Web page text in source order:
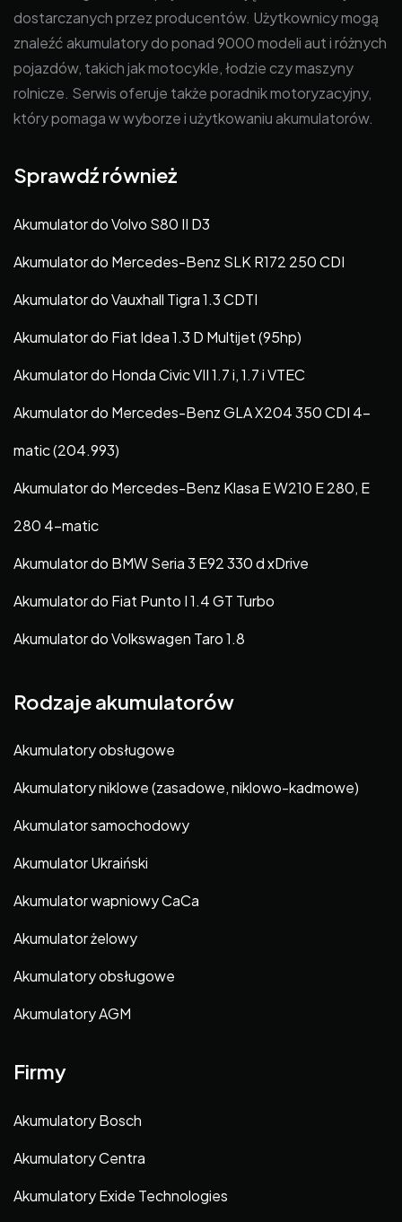
dostarczanych przez producentów. Użytkownicy mogą
znaleźć akumulatory do ponad 9000 modeli aut i różnych
pojazdów, takich jak motocykle, łodzie czy maszyny
rolnicze. Serwis oferuje także poradnik motoryzacyjny,
który pomaga w wyborze i użytkowaniu akumulatorów.
Sprawdź również
Akumulator do Volvo S80 II D3
Akumulator do Mercedes-Benz SLK R172 250 CDI
Akumulator do Vauxhall Tigra 1.3 CDTI
Akumulator do Fiat Idea 1.3 D Multijet (95hp)
Akumulator do Honda Civic VII 1.7 i, 1.7 i VTEC
Akumulator do Mercedes-Benz GLA X204 350 CDI 4-
matic (204.993)
Akumulator do Mercedes-Benz Klasa E W210 E 280, E
280 4-matic
Akumulator do BMW Seria 3 E92 330 d xDrive
Akumulator do Fiat Punto I 1.4 GT Turbo
Akumulator do Volkswagen Taro 1.8
Rodzaje akumulatorów
Akumulatory obsługowe
Akumulatory niklowe (zasadowe, niklowo-kadmowe)
Akumulator samochodowy
Akumulator Ukraiński
Akumulator wapniowy CaCa
Akumulator żelowy
Akumulatory obsługowe
Akumulatory AGM
Firmy
Akumulatory Bosch
Akumulatory Centra
Akumulatory Exide Technologies